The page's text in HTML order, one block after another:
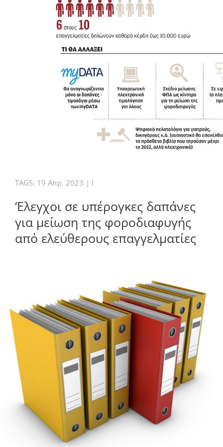
TAGS: 19 Απρ. 2023 | I
‘Ελεγχοι σε υπέρογκες δαπάνες
για μείωση της φοροδιαφυγής
από ελεύθερους επαγγελματίες